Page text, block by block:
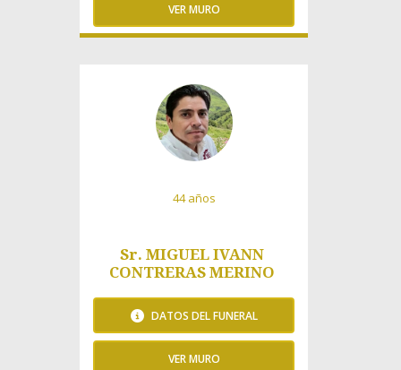
VER MURO
Sr. MIGUEL IVANN
CONTRERAS MERINO
44 años
DATOS DEL FUNERAL
VER MURO